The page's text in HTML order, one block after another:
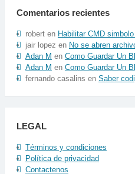
Comentarios recientes
roberten Habilitar CMD
jair lopez en No se abren
Adan M en Como Guardar Un
Adan M en Como Guardar Un
fernando casalins en Saber
LEGAL
Términos y condiciones
Política de privacidad
Contactenos